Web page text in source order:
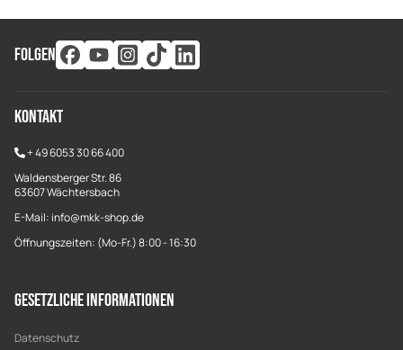
FOLGEN
Kontakt
+49 6053 30 66 400
Waldensberger Str. 86
63607 Wächtersbach
E-Mail: info@mkk-shop.de
Öffnungszeiten: (Mo-Fr.) 8:00 - 16:30
Gesetzliche Informationen
Datenschutz